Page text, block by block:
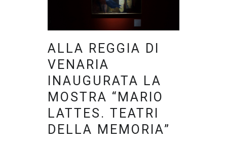
ALLA REGGIA DI
VENARIA
INAUGURATA LA
MOSTRA “MARIO
LATTES. TEATRI
DELLA MEMORIA”